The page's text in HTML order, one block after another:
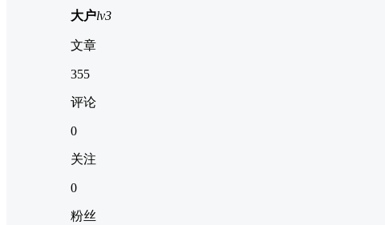
大户lv3
文章
355
评论
0
关注
0
粉丝